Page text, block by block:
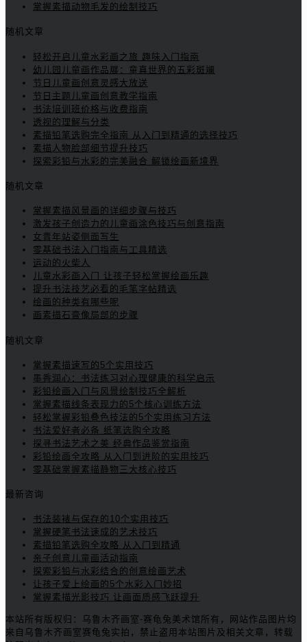
掌握素描动物毛发的绘制技巧
随机文章
轻松开启儿童水彩画之旅 趣味入门指南
幼儿园儿童画作品展：童真世界的五彩斑斓
节日儿童画创意灵感大放送
节日主题儿童画创意教学指南
书法培训班价格与收费指南
透视的理解与分类
素描铅笔选购完全指南 从入门到精通的选择技巧
素描人物脸部细节提升技巧
探索彩铅与水彩的完美融合 解锁绘画新境界
随机文章
掌握素描风景画的详细步骤与技巧
激发孩子创造力的儿童画涂色技巧与创意指南
女青年站姿侧面写生
零基础书法入门指南与工具精选
运动的火柴人
儿童水彩画入门 让孩子轻松掌握绘画乐趣
提升书法技艺必看的毛笔字帖精选
绘画的种类有哪些呢
画素描石膏像局部的步骤
随机文章
掌握素描速写的5个实用技巧
墨香润心：书法练习对心理健康的科学启示
彩铅绘画入门与风景绘制技巧全解析
掌握素描线条表现力的5个核心训练方法
轻松掌握彩铅叠色技法的5个实用练习方法
书法爱好者必备 纸笔选购全攻略
探寻书法艺术之美 经典作品鉴赏指南
彩铅绘画全攻略 从入门到进阶的实用技巧
零基础掌握素描静物三大核心技巧
最新咨询
书法装裱与保存的10个实用技巧
掌握硬笔书法速成的艺术技巧
素描铅笔选购全攻略 从入门到精通
亲子创意儿童画活动指南
探索彩铅与水彩结合的创意绘画艺术
让孩子爱上绘画的5个水彩入门妙招
掌握素描光影技巧 让画面质感飞跃提升
本站所有版权归：乌鲁木齐画室-赛龟兔美术馆所有，网站作品图片均
来自乌鲁木齐画室赛龟兔实拍，禁止盗用本站图片及相关文章，转载